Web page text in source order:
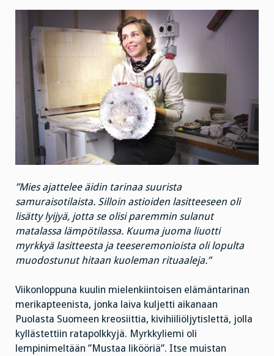
”Mies ajattelee äidin tarinaa suurista
samuraisotilaista. Silloin astioiden lasitteeseen oli
lisätty lyijyä, jotta se olisi paremmin sulanut
matalassa lämpötilassa. Kuuma juoma liuotti
myrkkyä lasitteesta ja teeseremonioista oli lopulta
muodostunut hitaan kuoleman rituaaleja.”
Viikonloppuna kuulin mielenkiintoisen elämäntarinan
merikapteenista, jonka laiva kuljetti aikanaan
Puolasta Suomeen kreosiittia, kivihiiliöljytislettä, jolla
kyllästettiin ratapolkkyjä. Myrkkyliemi oli
lempinimeltään ”Mustaa likööriä”. Itse muistan